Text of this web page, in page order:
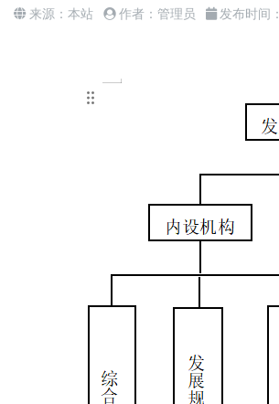
来源： 本站 作者： 管理员 发布时间：